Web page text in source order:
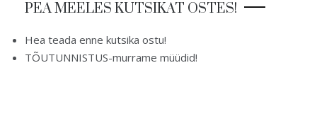
PEA MEELES KUTSIKAT OSTES!
Hea teada enne kutsika ostu!
TÕUTUNNISTUS-murrame müüdid!